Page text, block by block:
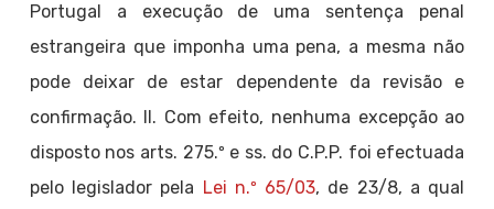
Portugal a execução de uma sentença penal
estrangeira que imponha uma pena, a mesma não
pode deixar de estar dependente da revisão e
confirmação. II. Com efeito, nenhuma excepção ao
disposto nos arts. 275.º e ss. do C.P.P. foi efectuada
pelo legislador pela Lei n.º 65/03, de 23/8, a qual